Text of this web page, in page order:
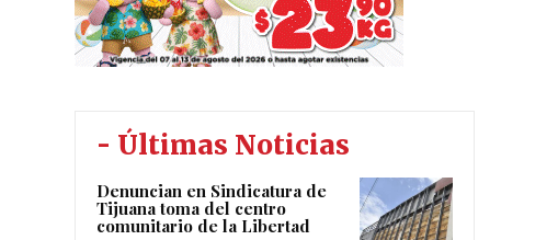
- Últimas Noticias
Denuncian en Sindicatura de
Tijuana toma del centro
comunitario de la Libertad